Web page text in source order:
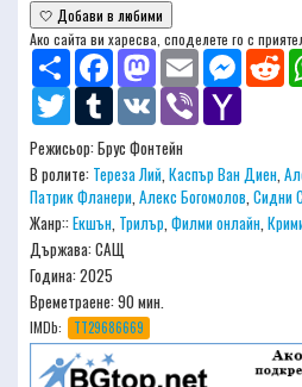
🤍 Добави в любими
Ако сайта ви харесва, споделете го с
Share
FacebookMastodonEmail Messenger
Twitter
Tumblr VK Viber
Режисьор:Брус Фонтейн
В ролите: Тереза Лий,Каспър Ван Диен,
Патрик Фланери,Алекс Богомолов,Сидни
Жанр::Екшън, Трилър,Филми онлайн,
Държава: САЩ
Година: 2025
Времетраене:90 мин.
IMDb: TT29686669